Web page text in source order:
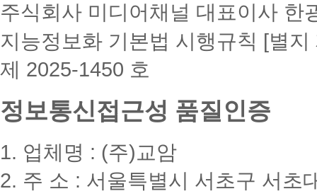
주식회사 미디어채널 대표이사 한
지능정보화 기본법 시행규칙 [별지
제 2025-1450 호
정보통신접근성 품질인증
1. 업체명 : (주)교암
2. 주 소 : 서울특별시 서초구 서초